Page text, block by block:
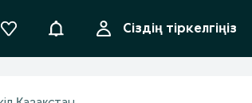
АқпараттандыруСіздің тіркелгіңіз